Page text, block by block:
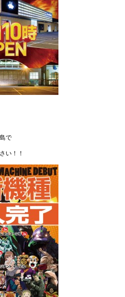
で
い！！